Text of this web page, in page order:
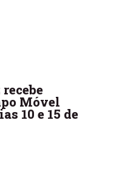
Móvel
10 e 15 de